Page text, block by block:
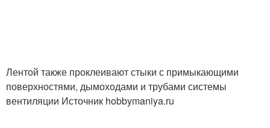
Лентой также проклеивают стыки с примыкающими
поверхностями, дымоходами и трубами системы
вентиляции Источник hobbymaniya.ru